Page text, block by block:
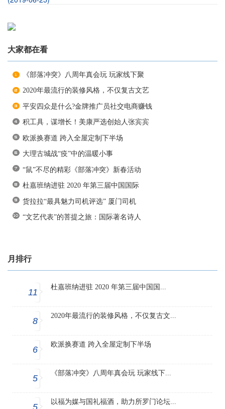
大家都在看
《部落冲突》八周年真会玩 玩家线下聚
2020年最流行的装修风格，不仅复古文艺
平安四众是什么?金牌推广员社交电商赚钱
积工具，谋增长！美康严选创始人张宾宾
欧派换赛道 跨入全屋定制下半场
大理古城战“疫”中的温暖小事
“鼠”不尽的精彩《部落冲突》新春活动
杜嘉班纳进驻 2020 年第三届中国国际
货拉拉“最具魅力司机评选” 厦门司机
“文艺代表”的菩提之旅：国际著名诗人
月排行
11
杜嘉班纳进驻 2020 年第三届中国国...
8
2020年最流行的装修风格，不仅复古文...
6
欧派换赛道 跨入全屋定制下半场
5
《部落冲突》八周年真会玩 玩家线下...
5
以福为媒与国礼福酒，助力所罗门论坛...